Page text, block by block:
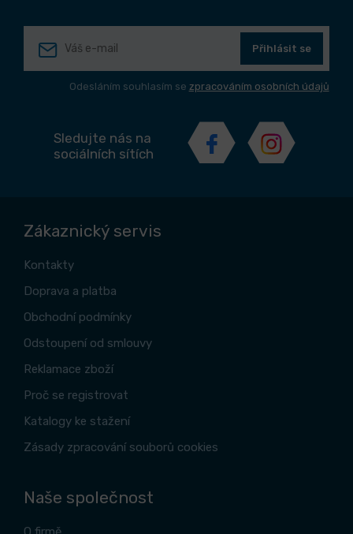
Přihlásit se
Odesláním souhlasím se zpracováním osobních údajů
Sledujte nás na
sociálních sítích
Zákaznický servis
Kontakty
Doprava a platba
Obchodní podmínky
Odstoupení od smlouvy
Reklamace zboží
Proč se registrovat
Katalogy ke stažení
Zásady zpracování souborů cookies
Naše společnost